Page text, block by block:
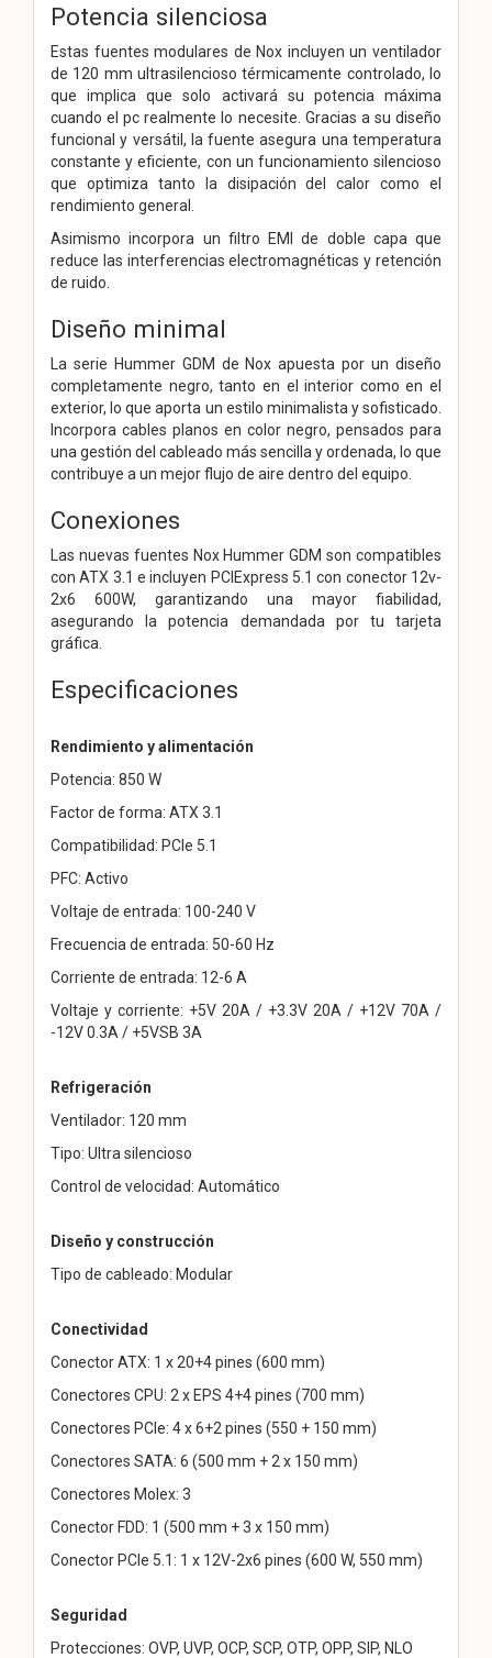
Potencia silenciosa
Estas fuentes modulares de Nox incluyen un ventilador
de 120 mm ultrasilencioso térmicamente controlado, lo
que implica que solo activará su potencia máxima
cuando el pc realmente lo necesite. Gracias a su diseño
funcional y versátil, la fuente asegura una temperatura
constante y eficiente, con un funcionamiento silencioso
que optimiza tanto la disipación del calor como el
rendimiento general.
Asimismo incorpora un filtro EMI de doble capa que
reduce las interferencias electromagnéticas y retención
de ruido.
Diseño minimal
La serie Hummer GDM de Nox apuesta por un diseño
completamente negro, tanto en el interior como en el
exterior, lo que aporta un estilo minimalista y sofisticado.
Incorpora cables planos en color negro, pensados para
una gestión del cableado más sencilla y ordenada, lo que
contribuye a un mejor flujo de aire dentro del equipo.
Conexiones
Las nuevas fuentes Nox Hummer GDM son compatibles
con ATX 3.1 e incluyen PCIExpress 5.1 con conector 12v-
2x6 600W, garantizando una mayor fiabilidad,
asegurando la potencia demandada por tu tarjeta
gráfica.
Especificaciones
Rendimiento y alimentación
Potencia: 850 W
Factor de forma: ATX 3.1
Compatibilidad: PCIe 5.1
PFC: Activo
Voltaje de entrada: 100-240 V
Frecuencia de entrada: 50-60 Hz
Corriente de entrada: 12-6 A
Voltaje y corriente: +5V 20A / +3.3V 20A / +12V 70A /
-12V 0.3A / +5VSB 3A
Refrigeración
Ventilador: 120 mm
Tipo: Ultra silencioso
Control de velocidad: Automático
Diseño y construcción
Tipo de cableado: Modular
Conectividad
Conector ATX: 1 x 20+4 pines (600 mm)
Conectores CPU: 2 x EPS 4+4 pines (700 mm)
Conectores PCIe: 4 x 6+2 pines (550 + 150 mm)
Conectores SATA: 6 (500 mm + 2 x 150 mm)
Conectores Molex: 3
Conector FDD: 1 (500 mm + 3 x 150 mm)
Conector PCIe 5.1: 1 x 12V-2x6 pines (600 W, 550 mm)
Seguridad
Protecciones: OVP, UVP, OCP, SCP, OTP, OPP, SIP, NLO